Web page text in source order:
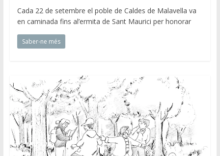
Cada 22 de setembre el poble de Caldes de Malavella va
en caminada fins al’ermita de Sant Maurici per honorar
Saber-ne més